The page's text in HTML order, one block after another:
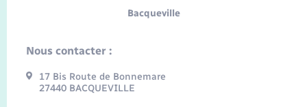
Bacqueville
Nous contacter :
17 Bis Route de Bonnemare
27440 BACQUEVILLE